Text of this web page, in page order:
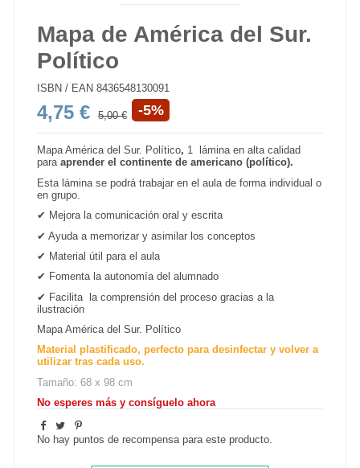
Mapa de América del Sur.
Político
ISBN / EAN 8436548130091
4,75 € 5,00 € -5%
Mapa América del Sur. Político, 1 lámina en alta calidad
paraaprender el continente de americano (político).
Esta lámina se podrá trabajar en el aula de forma individual o
en grupo.
✔ Mejora la comunicación oral y escrita
✔ Ayuda a memorizar y asimilar los conceptos
✔ Material útil para el aula
✔ Fomenta la autonomía del alumnado
✔ Facilita la comprensión del proceso gracias a la
ilustración
Mapa América del Sur. Político
Material plastificado, perfecto para desinfectar y volver a
utilizar tras cada uso.
Tamaño: 68 x 98 cm
No esperes más y consíguelo ahora
No hay puntos de recompensa para este producto.